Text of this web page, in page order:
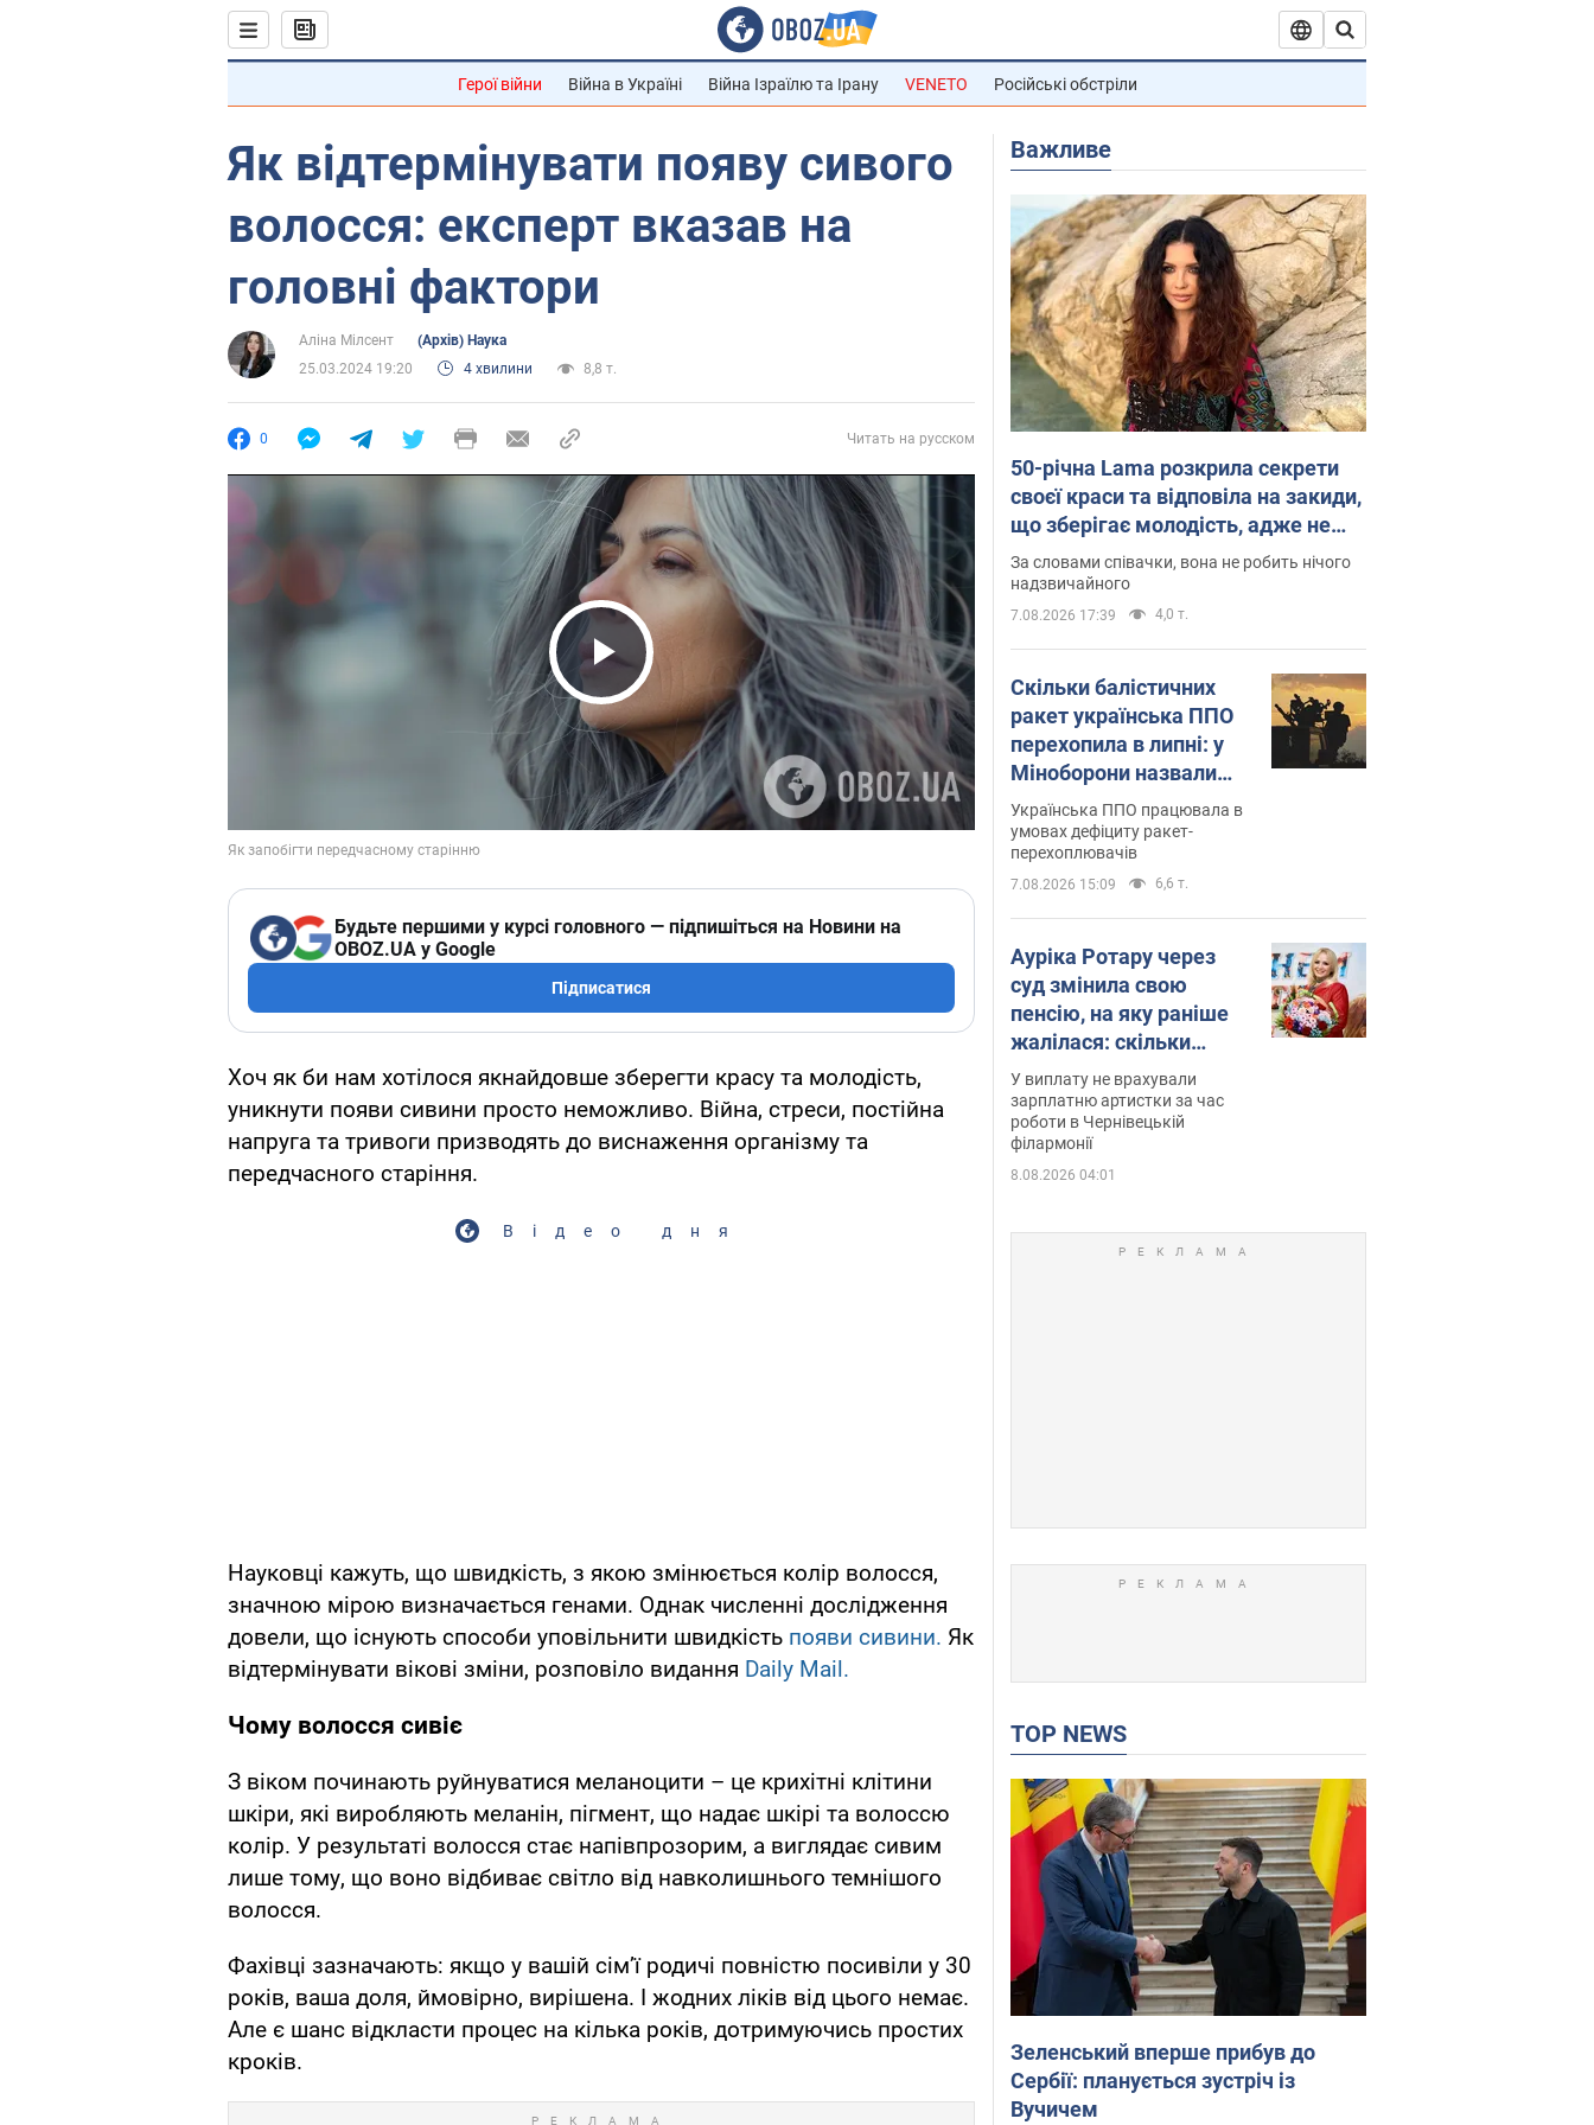
Герої війни Війна в Україні Війна Ізраїлю та Ірану VENETO Російські обстріли
Як відтермінувати появу сивого
волосся: експерт вказав на
головні фактори
Аліна Мілсент
(Архів) Наука
25.03.2024 19:20
4 хвилини 8,8 т.
0 Читать на русском
Play Video
Будьте першими у курсі головного — підпишіться на Новини на
OBOZ.UA у Google
Підписатися
Хоч як би нам хотілося якнайдовше зберегти красу та молодість,
уникнути появи сивини просто неможливо. Війна, стреси, постійна
напруга та тривоги призводять до виснаження організму та
передчасного старіння.
Відео дня
Науковці кажуть, що швидкість, з якою змінюється колір волосся,
значною мірою визначається генами. Однак численні дослідження
довели, що існують способи уповільнити швидкість появи сивини. Як
відтермінувати вікові зміни, розповіло видання Daily Mail.
Чому волосся сивіє
З віком починають руйнуватися меланоцити – це крихітні клітини
шкіри, які виробляють меланін, пігмент, що надає шкірі та волоссю
колір. У результаті волосся стає напівпрозорим, а виглядає сивим
лише тому, що воно відбиває світло від навколишнього темнішого
волосся.
Фахівці зазначають: якщо у вашій сім’ї родичі повністю посивіли у 30
років, ваша доля, ймовірно, вирішена. І жодних ліків від цього немає.
Але є шанс відкласти процес на кілька років, дотримуючись простих
кроків.
Важливе
50-річна Lama розкрила секрети
своєї краси та відповіла на закиди,
що зберігає молодість, адже не
має дітей
За словами співачки, вона не робить нічого
надзвичайного
7.08.2026 17:39 4,0 т.
Скільки балістичних
ракет українська ППО
перехопила в липні: у
Міноборони назвали
цифру
Українська ППО працювала в
умовах дефіциту ракет-
перехоплювачів
7.08.2026 15:09 6,6 т.
Ауріка Ротару через
суд змінила свою
пенсію, на яку раніше
жалілася: скільки
отримувала співачка
У виплату не врахували
зарплатню артистки за час
роботи в Чернівецькій
філармонії
8.08.2026 04:01
TOP NEWS
Зеленський вперше прибув до
Сербії: планується зустріч із
Вучичем